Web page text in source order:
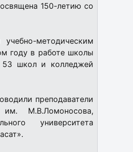
150-летию со
методическим
году в работе школы
53 школ и колледжей
преподаватели
им. М.В.Ломоносова,
университета